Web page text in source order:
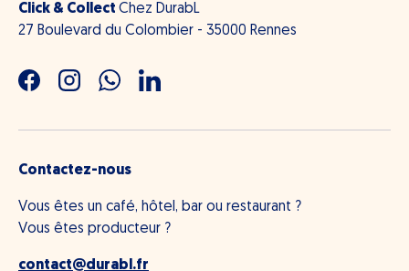
Click & Collect Chez DurabL
27 Boulevard du Colombier - 35000 Rennes
FacebookInstagramWhatsAppLinkedIn
Contactez-nous
Vous êtes un café, hôtel, bar ou restaurant ?
Vous êtes producteur ?
contact@durabl.fr